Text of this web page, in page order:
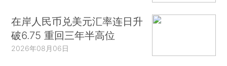
在岸人民币兑美元汇率连日升
破6.75 重回三年半高位
2026年08月06日